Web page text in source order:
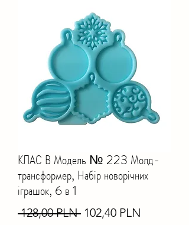
КЛАС В Модель № 223 Молд-
трансформер, Набір новорічних
іграшок, 6 в 1
128,00 PLN Звичайна
102,40 PLN